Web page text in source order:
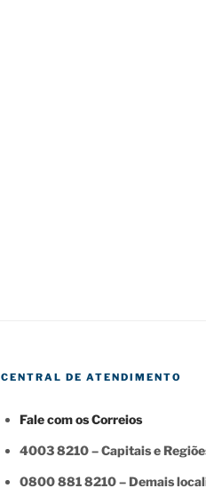
CENTRAL DE ATENDIMENTO
Fale com os Correios
4003 8210 – Capitais e
0800 881 8210 – Demais